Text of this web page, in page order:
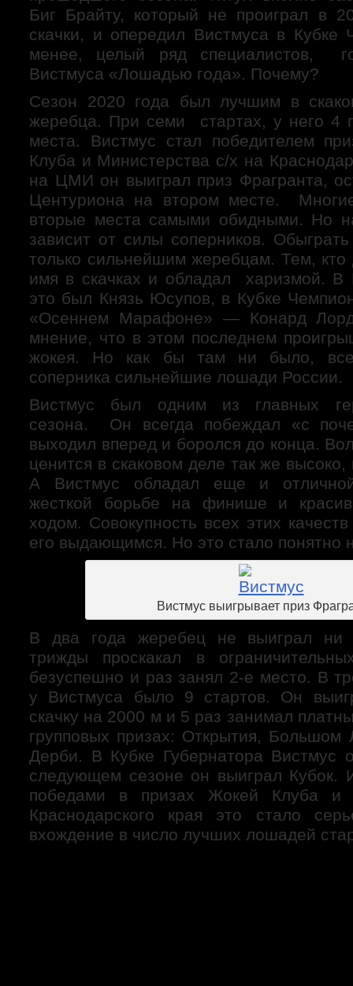
хроника скачек
Лошади
Родоначальники
Матки
Ипподромы
Российские ипподромы
Пятигорский ипподром
Зарубежные ипподромы
Ипподром Ла Сарсуэла. Мадрид. Испания.
Люди
коннозаводчики
коневладельцы
Тренеры
Жокеи
Персонал конюшни
специалисты
Любители
Тотализатор
виды игры
необходимая информация
стратегия игры
экономика и статистика
Биг Брайту, который не проиграл в
скачки, и опередил Вистмуса в Кубке
менее, целый ряд специалистов,
Вистмуса «Лошадью года». Почему?
Сезон 2020 года был лучшим в
жеребца. При семи стартах, у него 4
места. Вистмус стал победителем
Клуба и Министерства с/х на
на ЦМИ он выиграл приз Фрагранта,
Центуриона на втором месте.
вторые места самыми обидными. Но
зависит от силы соперников.
только сильнейшим жеребцам. Тем, кто
имя в скачках и обладал харизмой. В
это был Князь Юсупов, в Кубке
«Осеннем Марафоне» — Конард
мнение, что в этом последнем
жокея. Но как бы там ни было,
соперника сильнейшие лошади России.
Вистмус был одним из главных
сезона. Он всегда побеждал «с
выходил вперед и боролся до конца.
ценится в скаковом деле так же
А Вистмус обладал еще и
жесткой борьбе на финише и
ходом. Совокупность всех этих
его выдающимся. Но это стало понятно
Вистмус выигрывает приз
В два года жеребец не выиграл ни
трижды проскакал в
безуспешно и раз занял 2-е место. В
у Вистмуса было 9 стартов. Он
скачку на 2000 м и 5 раз занимал
групповых призах: Открытия,
Дерби. В Кубке Губернатора Вистмус
следующем сезоне он выиграл Кубок.
победами в призах Жокей Клуба и
Краснодарского края это стало
вхождение в число лучших лошадей